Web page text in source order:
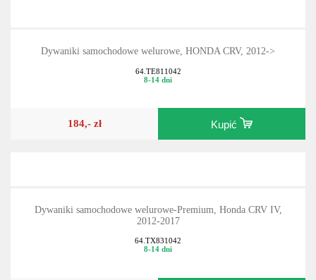
Dywaniki samochodowe welurowe, HONDA CRV, 2012->
64.TE811042
8-14 dni
184,- zł Kupić
Dywaniki samochodowe welurowe-Premium, Honda CRV IV,
2012-2017
64.TX831042
8-14 dni